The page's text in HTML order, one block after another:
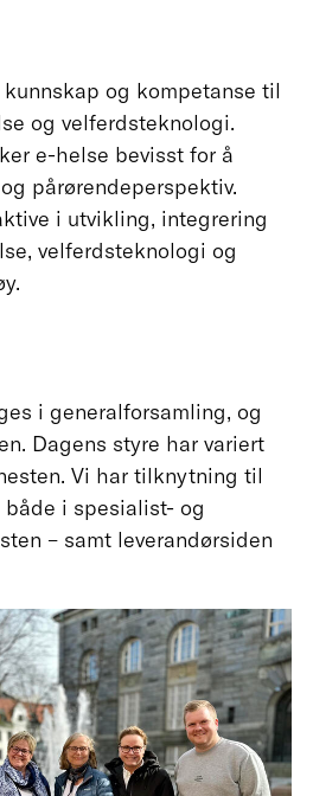
og kompetanse til
og velferdsteknologi.
e-helse bevisst for å
pårørendeperspektiv.
i utvikling, integrering
velferdsteknologi og
i generalforsamling, og
Dagens styre har variert
Vi har tilknytning til
i spesialist- og
– samt leverandørsiden